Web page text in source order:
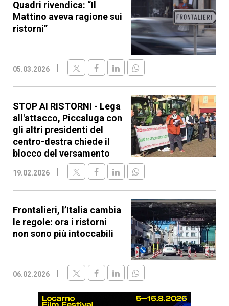
Quadri rivendica: “Il
Mattino aveva ragione sui
ristorni”
05.03.2026
STOP AI RISTORNI - Lega
all'attacco, Piccaluga con
gli altri presidenti del
centro-destra chiede il
blocco del versamento
19.02.2026
Frontalieri, l’Italia cambia
le regole: ora i ristorni
non sono più intoccabili
06.02.2026